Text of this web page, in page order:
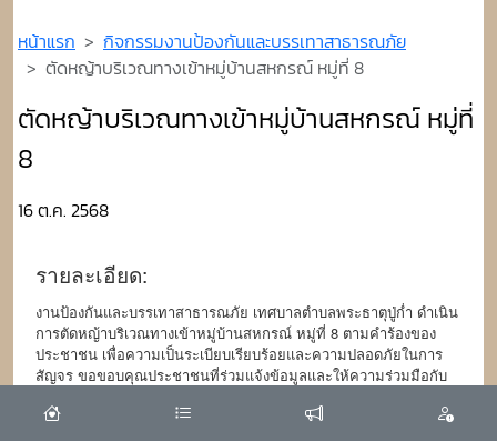
หน้าแรก
กิจกรรมงานป้องกันและบรรเทาสาธารณภัย
ตัดหญ้าบริเวณทางเข้าหมู่บ้านสหกรณ์ หมู่ที่ 8
ตัดหญ้าบริเวณทางเข้าหมู่บ้านสหกรณ์ หมู่ที่
8
16 ต.ค. 2568
รายละเอียด:
งานป้องกันและบรรเทาสาธารณภัย เทศบาลตำบลพระธาตุปู่ก่ำ ดำเนิน
การตัดหญ้าบริเวณทางเข้าหมู่บ้านสหกรณ์ หมู่ที่ 8 ตามคำร้องของ
ประชาชน เพื่อความเป็นระเบียบเรียบร้อยและความปลอดภัยในการ
สัญจร ขอขอบคุณประชาชนที่ร่วมแจ้งข้อมูลและให้ความร่วมมือกับ
พื้นที่ให้น่าอยู่ ปลอดภัย และสะอาดอยู่เสมอ